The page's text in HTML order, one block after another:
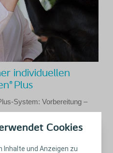
Cookies
Inhalte und Anzeigen zu
individuellen
® Plus
System: Vorbereitung –